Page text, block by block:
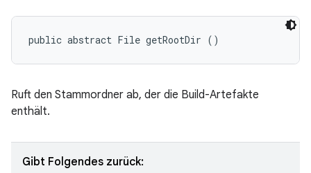
public abstract File getRootDir ()
Ruft den Stammordner ab, der die Build-Artefakte
enthält.
Gibt Folgendes zurück: